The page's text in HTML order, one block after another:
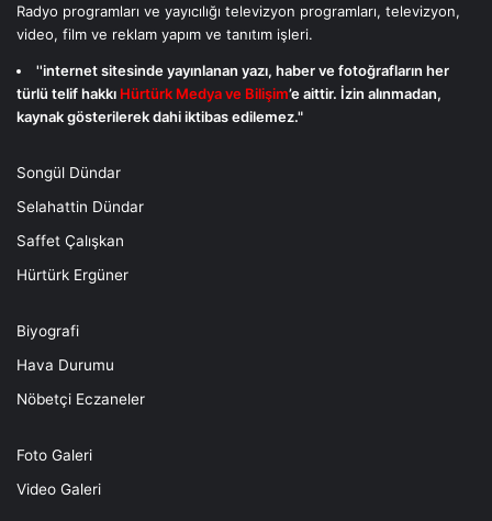
Radyo programları ve yayıcılığı televizyon programları, televizyon,
video, film ve reklam yapım ve tanıtım işleri.
''internet sitesinde yayınlanan yazı, haber ve fotoğrafların her
türlü telif hakkı Hürtürk Medya ve Bilişim’e aittir. İzin alınmadan,
kaynak gösterilerek dahi iktibas edilemez."
Songül Dündar
Selahattin Dündar
Saffet Çalışkan
Hürtürk Ergüner
Biyografi
Hava Durumu
Nöbetçi Eczaneler
Foto Galeri
Video Galeri